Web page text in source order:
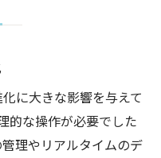
に大きな影響を与えて
的な操作が必要でした
理やリアルタイムのデ